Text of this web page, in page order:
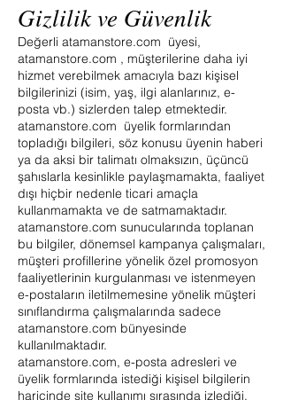
Gizlilik ve Güvenlik
Değerli atamanstore.com üyesi,
atamanstore.com , müşterilerine daha iyi
hizmet verebilmek amacıyla bazı kişisel
bilgilerinizi (isim, yaş, ilgi alanlarınız, e-
posta vb.) sizlerden talep etmektedir.
atamanstore.com üyelik formlarından
topladığı bilgileri, söz konusu üyenin haberi
ya da aksi bir talimatı olmaksızın, üçüncü
şahıslarla kesinlikle paylaşmamakta, faaliyet
dışı hiçbir nedenle ticari amaçla
kullanmamakta ve de satmamaktadır.
atamanstore.com sunucularında toplanan
bu bilgiler, dönemsel kampanya çalışmaları,
müşteri profillerine yönelik özel promosyon
faaliyetlerinin kurgulanması ve istenmeyen
e-postaların iletilmemesine yönelik müşteri
sınıflandırma çalışmalarında sadece
atamanstore.com bünyesinde
kullanılmaktadır.
atamanstore.com, e-posta adresleri ve
üyelik formlarında istediği kişisel bilgilerin
haricinde site kullanımı sırasında izlediği,